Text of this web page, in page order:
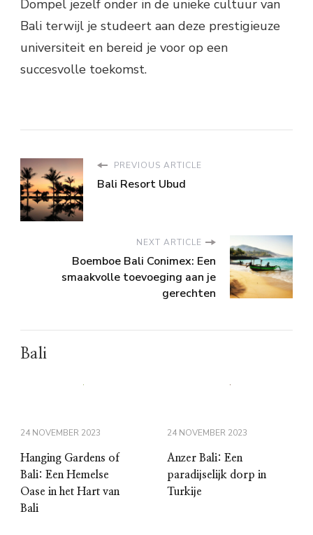
Dompel jezelf onder in de unieke cultuur van
Bali terwijl je studeert aan deze prestigieuze
universiteit en bereid je voor op een
succesvolle toekomst.
PREVIOUS ARTICLE
Bali Resort Ubud
NEXT ARTICLE
Boemboe Bali Conimex: Een
smaakvolle toevoeging aan je
gerechten
Bali
24 NOVEMBER 2023
Hanging Gardens of
Bali: Een Hemelse
Oase in het Hart van
Bali
24 NOVEMBER 2023
Anzer Bali: Een
paradijselijk dorp in
Turkije